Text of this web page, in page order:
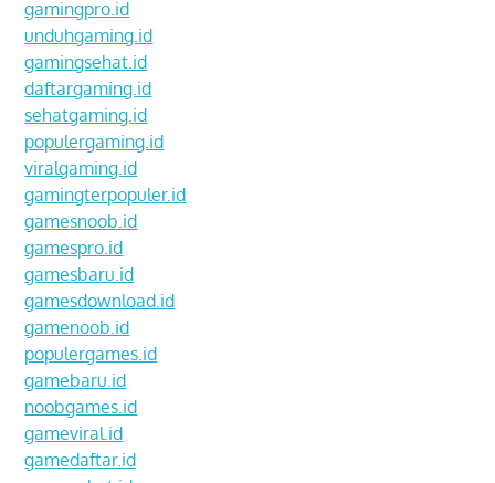
gamingpro.id
unduhgaming.id
gamingsehat.id
daftargaming.id
sehatgaming.id
populergaming.id
viralgaming.id
gamingterpopuler.id
gamesnoob.id
gamespro.id
gamesbaru.id
gamesdownload.id
gamenoob.id
populergames.id
gamebaru.id
noobgames.id
gameviral.id
gamedaftar.id